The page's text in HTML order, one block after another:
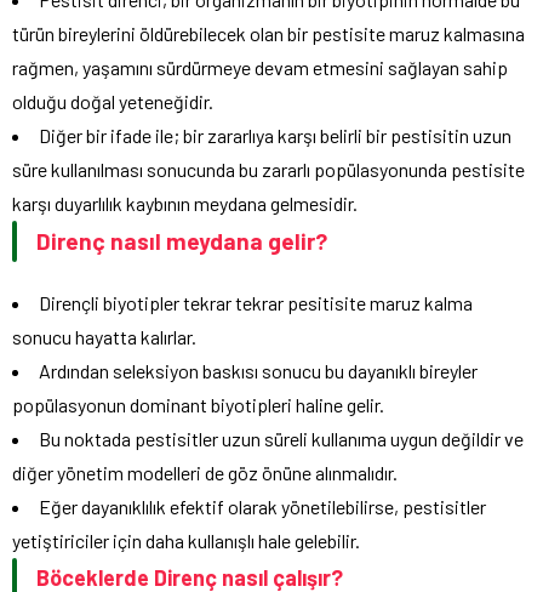
türün bireylerini öldürebilecek olan bir pestisite maruz kalmasına
rağmen, yaşamını sürdürmeye devam etmesini sağlayan sahip
olduğu doğal yeteneğidir.
Diğer bir ifade ile; bir zararlıya karşı belirli bir pestisitin uzun
süre kullanılması sonucunda bu zararlı popülasyonunda pestisite
karşı duyarlılık kaybının meydana gelmesidir.
Direnç nasıl meydana gelir?
Dirençli biyotipler tekrar tekrar pesitisite maruz kalma
sonucu hayatta kalırlar.
Ardından seleksiyon baskısı sonucu bu dayanıklı bireyler
popülasyonun dominant biyotipleri haline gelir.
Bu noktada pestisitler uzun süreli kullanıma uygun değildir ve
diğer yönetim modelleri de göz önüne alınmalıdır.
Eğer dayanıklılık efektif olarak yönetilebilirse, pestisitler
yetiştiriciler için daha kullanışlı hale gelebilir.
Böceklerde Direnç nasıl çalışır?